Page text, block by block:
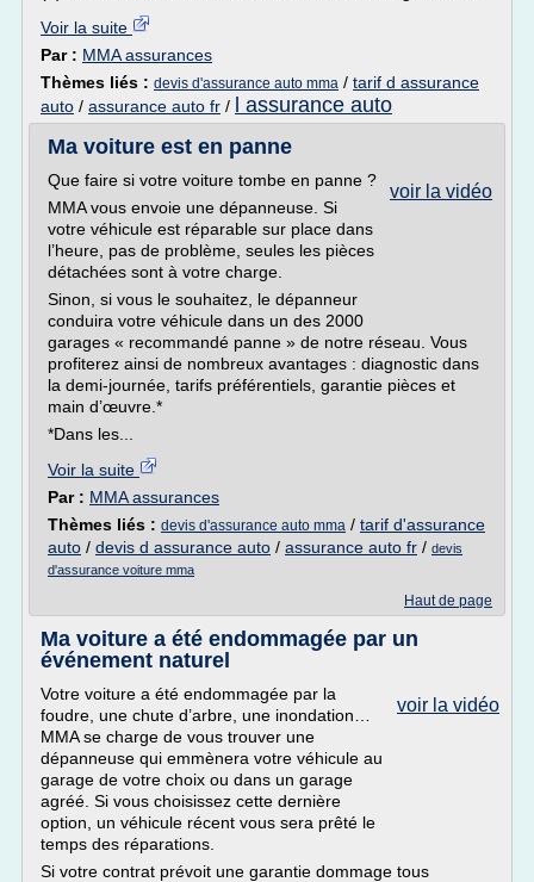
Voir la suite
Par : MMA assurances
Thèmes liés : devis d'assurance auto mma / tarif d assurance
auto / assurance auto fr /
l assurance auto
Ma voiture est en panne
voir la vidéo
Que faire si votre voiture tombe en panne ?
MMA vous envoie une dépanneuse. Si
votre véhicule est réparable sur place dans
l’heure, pas de problème, seules les pièces
détachées sont à votre charge.
Sinon, si vous le souhaitez, le dépanneur
conduira votre véhicule dans un des 2000
garages « recommandé panne » de notre réseau. Vous
profiterez ainsi de nombreux avantages : diagnostic dans
la demi-journée, tarifs préférentiels, garantie pièces et
main d’œuvre.*
*Dans les...
Voir la suite
Par : MMA assurances
Thèmes liés : devis d'assurance auto mma / tarif d'assurance
auto / devis d assurance auto / assurance auto fr / devis
d'assurance voiture mma
Haut de page
Ma voiture a été endommagée par un
événement naturel
voir la vidéo
Votre voiture a été endommagée par la
foudre, une chute d’arbre, une inondation…
MMA se charge de vous trouver une
dépanneuse qui emmènera votre véhicule au
garage de votre choix ou dans un garage
agréé. Si vous choisissez cette dernière
option, un véhicule récent vous sera prêté le
temps des réparations.
Si votre contrat prévoit une garantie dommage tous